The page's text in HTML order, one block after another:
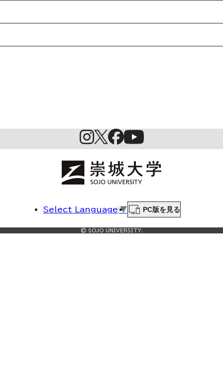
Select Language ▼ PC版を見る
© SOJO UNIVERSITY.